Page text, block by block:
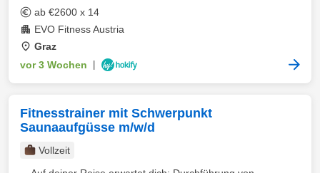
ab €2600 x 14
EVO Fitness Austria
Graz
vor 3 Wochen
Fitnesstrainer mit Schwerpunkt
Saunaaufgüsse m/w/d
Vollzeit